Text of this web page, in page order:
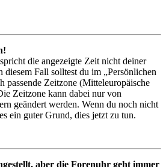
die angezeigte Zeit nicht deiner
diesem Fall solltest du im „Persönlichen
passende Zeitzone (Mitteleuropäische
Zeitzone kann dabei nur von
geändert werden. Wenn du noch nicht
ein guter Grund, dies jetzt zu tun.
aber die Forenuhr geht immer